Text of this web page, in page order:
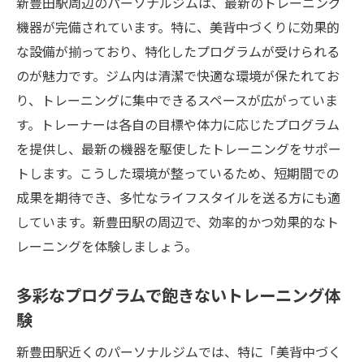
機器が完備されています。特に、美背中づくりに効果的
な設備が揃っており、特化したプログラムが受けられる
のが魅力です。ジム内は清潔で快適な環境が保たれてお
り、トレーニングに集中できるスペースが広がっていま
す。トレーナーは各自の目標や体力に応じたプログラム
を提供し、最新の機器を駆使したトレーニングをサポー
トします。こうした環境が整っているため、短期間での
成果を期待でき、多忙なライフスタイルを送る方にも適
しています。新豊田駅の周辺で、効率的かつ効果的なト
レーニングを体験しましょう。
多彩なプログラムで飽きないトレーニング体
験
新豊田駅近くのパーソナルジムでは、特に「美背中づく